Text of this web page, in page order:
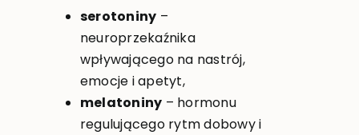
serotoniny –
neuroprzekaźnika
wpływającego na nastrój,
emocje i apetyt,
melatoniny – hormonu
regulującego rytm dobowy i